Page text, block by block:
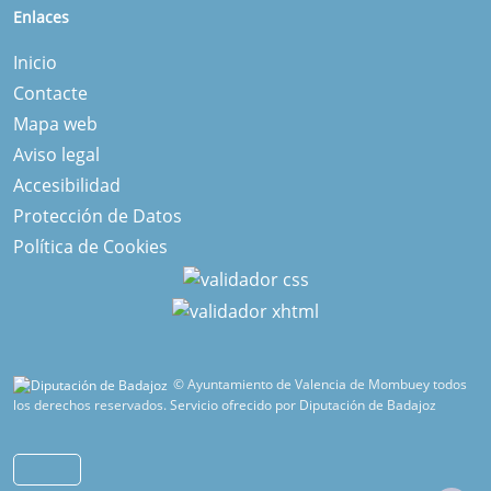
Enlaces
Inicio
Contacte
Mapa web
Aviso legal
Accesibilidad
Protección de Datos
Política de Cookies
© Ayuntamiento de Valencia de Mombuey todos
los derechos reservados.Servicio ofrecido por Diputación de Badajoz